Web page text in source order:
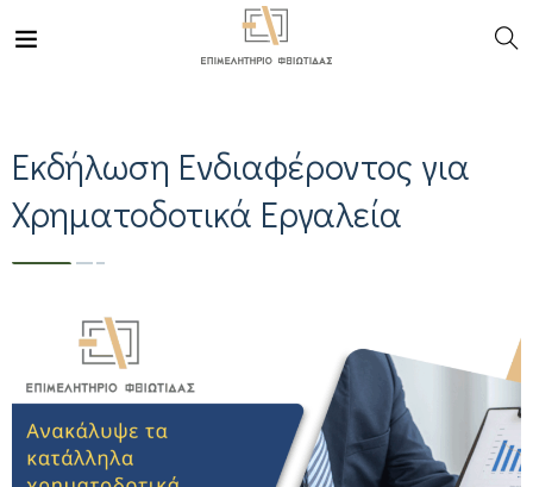
Εκδήλωση Ενδιαφέροντος για
Χρηματοδοτικά Εργαλεία